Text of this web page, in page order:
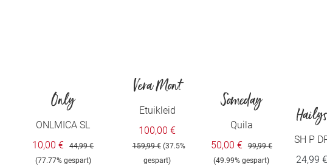
Only
ONLMICA SL
SHORT DRESS
WVN
10,00 €
44,99 €
(77.77% gespart)
Vera Mont
Etuikleid
100,00 €
159,99 € (37.5%
gespart)
Someday
Quila
50,00 €
99,99 €
(49.99% gespart)
Hailys
SH P
Ca44ro
24,99 €